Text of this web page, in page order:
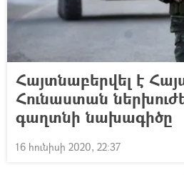
Հայտնաբերվել է
Հունաստան
գաղտնի նախագիծը
16 հունիսի 2020, 22:37